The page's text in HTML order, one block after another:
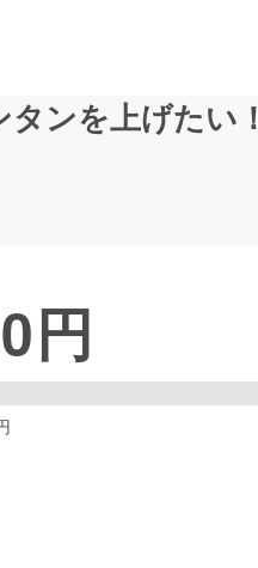
ファッション
ンを上げたい！
円